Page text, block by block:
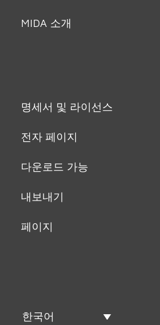
MIDA 소개
명세서 및 라이선스
전자 페이지
다운로드 가능
내보내기
페이지
한국어